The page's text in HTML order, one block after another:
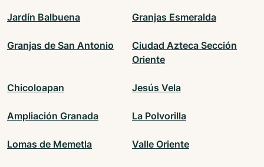
Jardín Balbuena Granjas Esmeralda
Granjas de San Antonio
Ciudad Azteca Sección
Oriente
Chicoloapan Jesús Vela
Ampliación Granada La Polvorilla
Lomas de Memetla Valle Oriente